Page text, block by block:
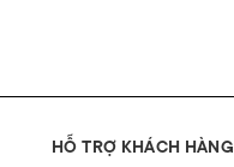
HỖ TRỢ KHÁCH HÀNG